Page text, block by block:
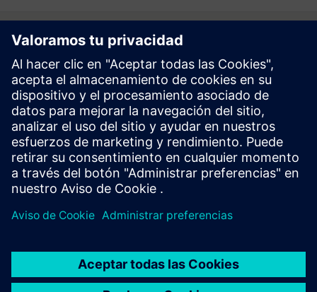
Follow
Prensa | Empresa | Siemens
© Siemens 1996 – 2026
Información Corporativa
Politica de Privacidad y Cookies
Digital ID